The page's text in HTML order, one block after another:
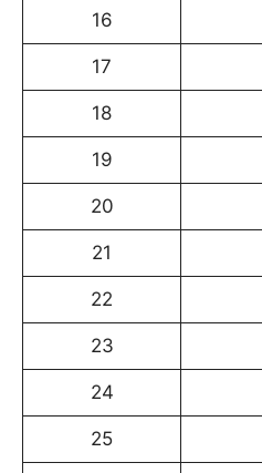
16
17
18
19
20
21
22
23
24
25